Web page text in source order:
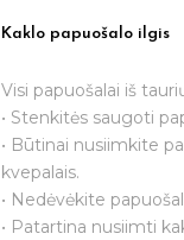
Kaklo papuošalo ilgis
Visi papuošalai iš
• Stenkitės saugoti
• Būtinai nusiimkite
kvepalais.
• Nedėvėkite
• Patartina nusiimti